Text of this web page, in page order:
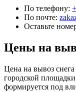
По телефону:
По почте:
Оставьте
Цены на
Цена на вывоз
городской
формируется под